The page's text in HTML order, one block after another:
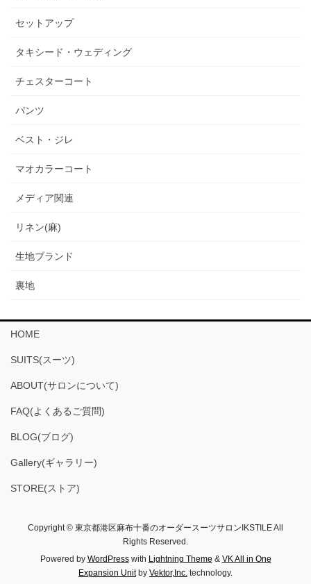
セットアップ
タキシード・ウェディング
チェスターコート
パンツ
ベスト・ジレ
マオカラーコート
メディア関連
リネン(麻)
生地ブランド
裏地
HOME
SUITS(スーツ)
ABOUT(サロンについて)
FAQ(よくあるご質問)
BLOG(ブログ)
Gallery(ギャラリー)
STORE(ストア)
Copyright © 東京都港区麻布十番のオーダースーツサロンIKSTILE All
Rights Reserved.
Powered by WordPresswith Lightning Theme & VK All in One
Expansion Unitby Vektor,Inc. technology.